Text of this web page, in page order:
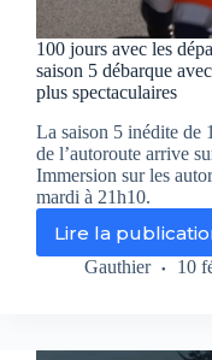
100 jours avec les
saison 5 débarque
plus spectaculaires
La saison 5 inédite de
de l’autoroute arrive
Immersion sur les
mardi à 21h10.
Lire la
100
jours
Gauthier 10